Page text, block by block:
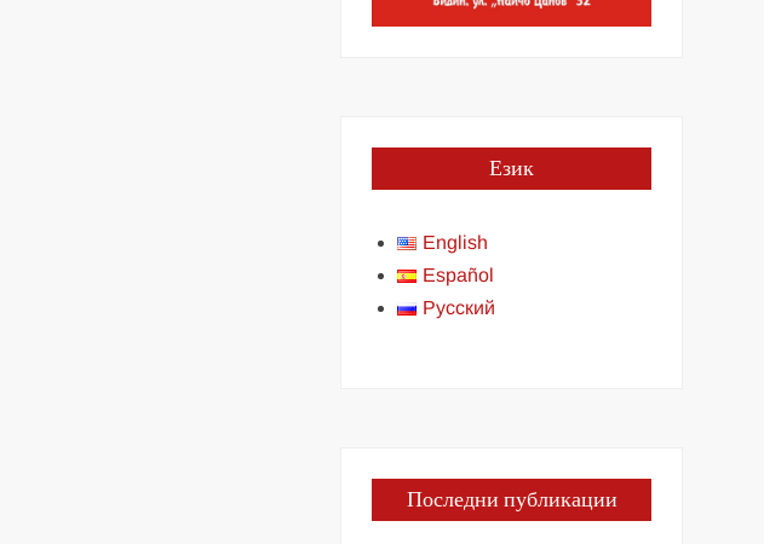
Език
English
Español
Русский
Последни публикации